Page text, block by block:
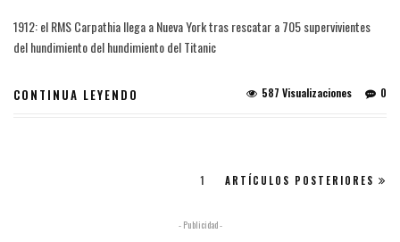
1912: el RMS Carpathia llega a Nueva York tras rescatar a 705 supervivientes
del hundimiento del hundimiento del Titanic
CONTINUA LEYENDO 0
587 Visualizaciones
1 ARTÍCULOS POSTERIORES
- Publicidad -